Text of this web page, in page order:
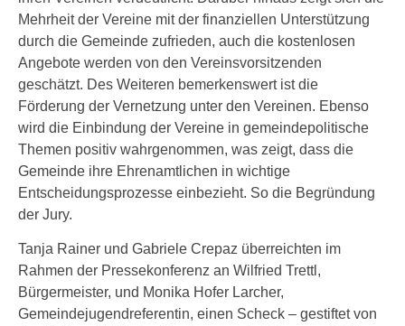
Mehrheit der Vereine mit der finanziellen Unterstützung
durch die Gemeinde zufrieden, auch die kostenlosen
Angebote werden von den Vereinsvorsitzenden
geschätzt. Des Weiteren bemerkenswert ist die
Förderung der Vernetzung unter den Vereinen. Ebenso
wird die Einbindung der Vereine in gemeindepolitische
Themen positiv wahrgenommen, was zeigt, dass die
Gemeinde ihre Ehrenamtlichen in wichtige
Entscheidungsprozesse einbezieht. So die Begründung
der Jury.
Tanja Rainer und Gabriele Crepaz überreichten im
Rahmen der Pressekonferenz an Wilfried Trettl,
Bürgermeister, und Monika Hofer Larcher,
Gemeindejugendreferentin, einen Scheck – gestiftet von